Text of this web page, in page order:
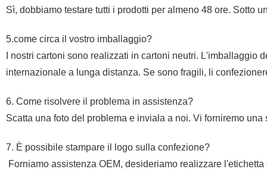
Sì, dobbiamo testare tutti i prodotti per almeno 48 ore. Sotto
5.come circa il vostro imballaggio?
I nostri cartoni sono realizzati in cartoni neutri. L'imballaggio
internazionale a lunga distanza. Se sono fragili, li
6. Come risolvere il problema in assistenza?
Scatta una foto del problema e inviala a noi. Vi forniremo
7. È possibile stampare il logo sulla confezione?
Forniamo assistenza OEM, desideriamo realizzare